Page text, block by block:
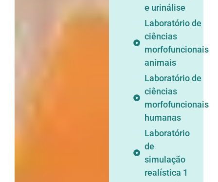
e urinálise
Laboratório de
ciências
morfofuncionais
animais
Laboratório de
ciências
morfofuncionais
humanas
Laboratório
de
simulação
realística 1